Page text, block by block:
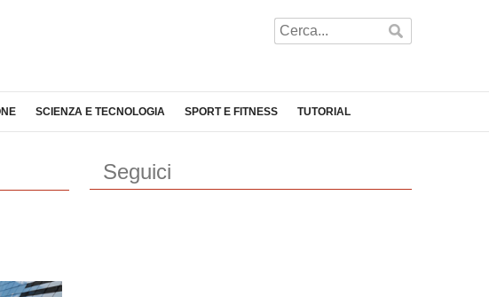
SCIENZA E TECNOLOGIA SPORT E FITNESS TUTORIAL
Seguici